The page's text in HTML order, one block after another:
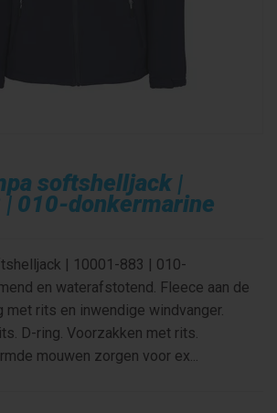
softshelljack |
010-donkermarine
| 10001-883 | 010-
en waterafstotend. Fleece aan de
met rits en inwendige windvanger.
D-ring. Voorzakken met rits.
mouwen zorgen voor ex...